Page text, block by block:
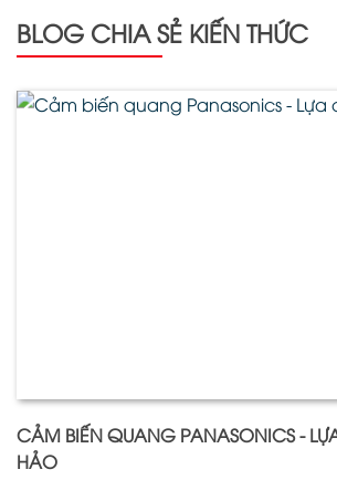
BLOG CHIA SẺ KIẾN THỨC
CẢM BIẾN QUANG PANASONICS -
HẢO